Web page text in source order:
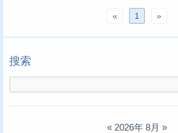
« 1 »
搜索
« 2026年 8月 »